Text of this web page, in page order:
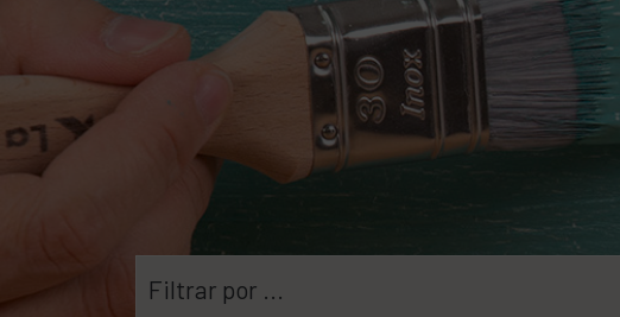
Filtrar por ...